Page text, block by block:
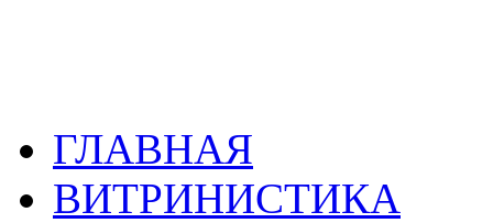
ГЛАВНАЯ
ВИТРИНИСТИКА